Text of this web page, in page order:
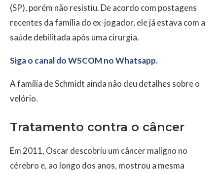
(SP), porém não resistiu. De acordo com postagens
recentes da família do ex-jogador, ele já estava com a
saúde debilitada após uma cirurgia.
Siga o canal do WSCOM no Whatsapp.
A família de Schmidt ainda não deu detalhes sobre o
velório.
Tratamento contra o câncer
Em 2011, Oscar descobriu um câncer maligno no
cérebro e, ao longo dos anos, mostrou a mesma